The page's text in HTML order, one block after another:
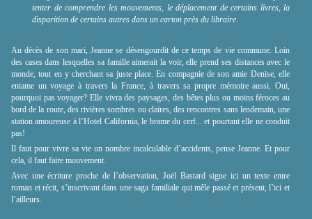
tenter de comprendre les mouvements, le déplacement de certains livres, la
disparition de certains autres dans un carton près du libraire.
Au décès de son mari, Jeanne se désengourdit de ce temps de vie commune. Loin
des cases dans lesquelles sa famille aimerait la voir, elle prend ses distances avec le
monde, tout en y cherchant sa juste place. En compagnie de son amie Denise, elle
entame un voyage à travers la France, à travers sa propre mémoire aussi. Oui,
pourquoi pas voyager? Elle vivra des paysages, des bêtes plus ou moins féroces au
bord de la route, des rivières sombres ou claires, des rencontres sans lendemain, une
station amoureuse à l’Hotel California, le brame du cerf... et pourtant elle ne conduit
pas!
Il faut pour vivre sa vie un nombre incalculable d’accidents, pense Jeanne. Et pour
cela, il faut faire mouvement.
Avec une écriture proche de l’observation, Joël Bastard signe ici un texte entre
roman et récit, s’inscrivant dans une saga familiale qui mêle passé et présent, l’ici et
l’ailleurs.